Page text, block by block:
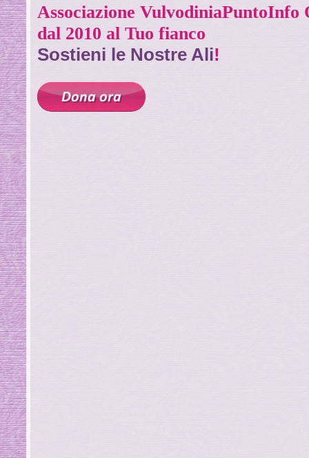
Associazione VulvodiniaPuntoInfo
dal 2010 al Tuo fianco
Sostieni le Nostre Ali!